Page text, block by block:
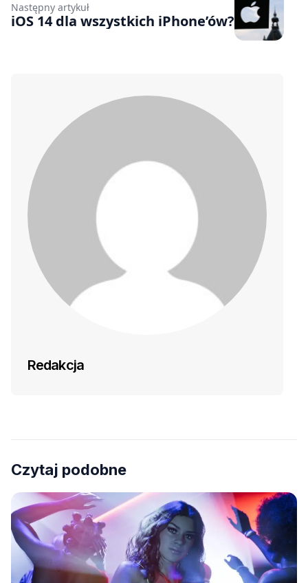
Następny artykuł
iOS 14 dla wszystkich iPhone’ów?
Redakcja
Czytaj podobne